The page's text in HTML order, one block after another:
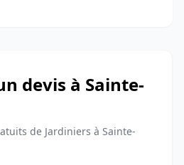
devis à Sainte-
de Jardiniers à Sainte-